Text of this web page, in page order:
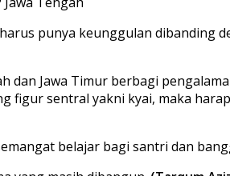
punya keunggulan dibanding
dan Jawa Timur berbagi
figur sentral yakni kyai, maka
belajar bagi santri dan